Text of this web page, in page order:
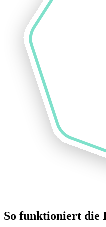
So funktioniert die